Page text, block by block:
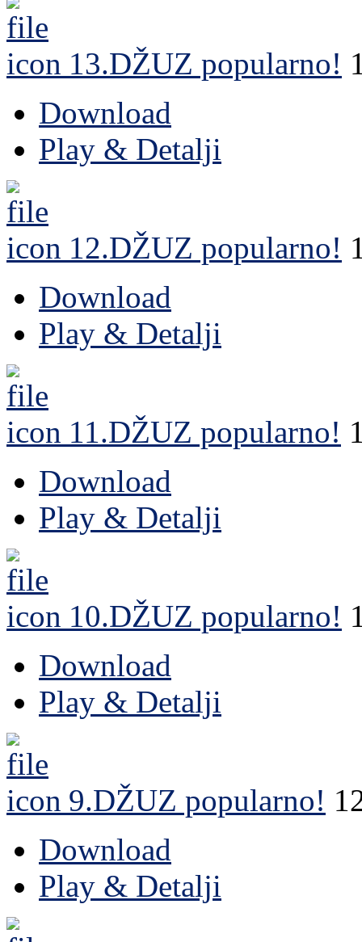
13.DŽUZ popularno!
Download
Play & Detalji
12.DŽUZ popularno!
Download
Play & Detalji
11.DŽUZ popularno!
Download
Play & Detalji
10.DŽUZ popularno!
Download
Play & Detalji
9.DŽUZ popularno!
Download
Play & Detalji